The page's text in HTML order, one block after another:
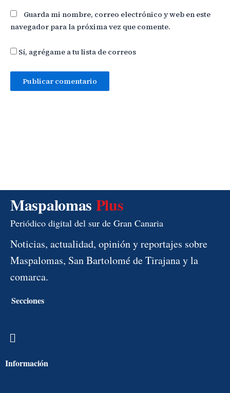
Guarda mi nombre, correo electrónico y web en este
navegador para la próxima vez que comente.
Sí, agrégame a tu lista de correos
Maspalomas Plus
Periódico digital del sur de Gran Canaria
Noticias, actualidad, opinión y reportajes sobre
Maspalomas, San Bartolomé de Tirajana y la
comarca.
Secciones
Menú
Información